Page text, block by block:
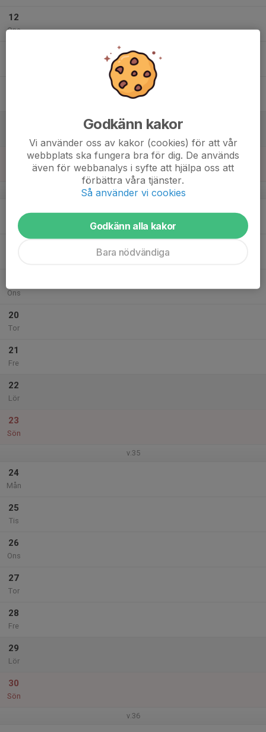
12
Ons
v.34
Mån
Ons
20
Tor
21
Fre
22
Lör
23
Sön
v.35
24
Mån
25
Tis
26
Ons
27
Tor
28
Fre
29
Lör
30
Sön
v.36
Godkänn kakor
Vi använder oss av kakor (cookies) för att vår
webbplats ska fungera bra för dig. De används
även för webbanalys i syfte att hjälpa oss att
förbättra våra tjänster.
Så använder vi cookies
Godkänn alla kakor
Bara nödvändiga